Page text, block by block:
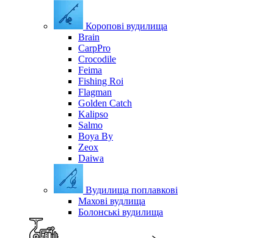
Коропові вудилища
Brain
CarpPro
Crocodile
Feima
Fishing Roi
Flagman
Golden Catch
Kalipso
Salmo
Boya By
Zeox
Daiwa
Вудилища поплавкові
Махові вудлища
Болонські вудилища